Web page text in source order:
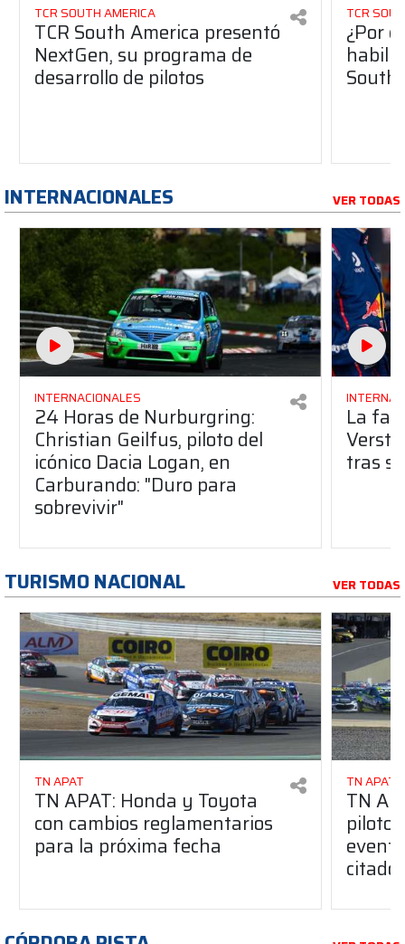
TCR SOUTH AMERICA
TCR South America presentó
NextGen, su programa de
desarrollo de pilotos
TCR
¿Por
South
INTERNACIONALES VER TODAS
INTERNACIONALES
24 Horas de Nurburgring:
Christian Geilfus, piloto del
icónico Dacia Logan, en
Carburando: "Duro para
sobrevivir"
La
tras
TURISMO NACIONAL VER TODAS
TN APAT
TN APAT: Honda y Toyota
con cambios reglamentarios
para la próxima fecha
TN APAT
TN
piloto
citado